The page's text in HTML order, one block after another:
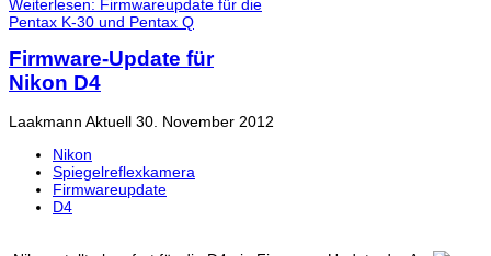
Weiterlesen: Firmwareupdate für die
Pentax K-30 und Pentax Q
Firmware-Update für
Nikon D4
Laakmann Aktuell 30. November 2012
Nikon
Spiegelreflexkamera
Firmwareupdate
D4